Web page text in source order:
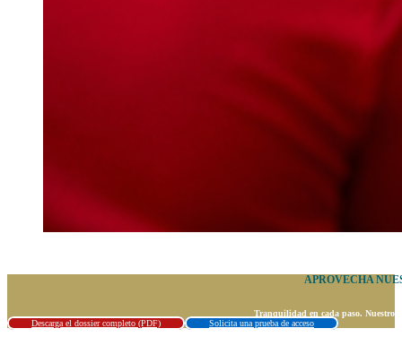
APROVECHA
Tranquilidad en cada paso. Nuestros
Descarga el dossier completo (PDF)
Solicita una prueba de acceso